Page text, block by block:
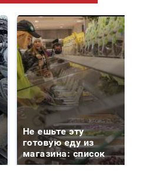
Не ешьте эту
готовую еду из
магазина: список